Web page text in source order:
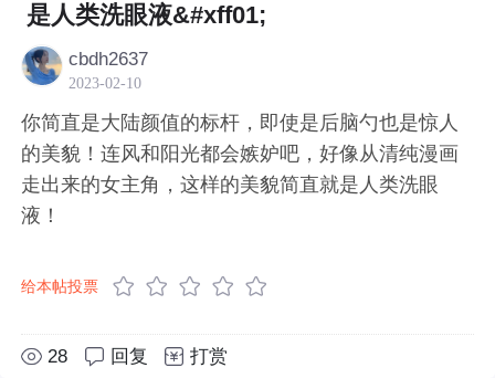
是人类洗眼液&#xff01;
cbdh2637
2023-02-10
你简直是大陆颜值的标杆，即使是后脑勺也是惊人
的美貌！连风和阳光都会嫉妒吧，好像从清纯漫画
走出来的女主角，这样的美貌简直就是人类洗眼
液！
给本帖投票
28 回复 打赏